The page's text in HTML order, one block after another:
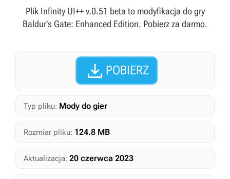
Plik Infinity UI++ v.0.51 beta to modyfikacja do gry
Baldur's Gate: Enhanced Edition. Pobierz za darmo.
 POBIERZ
Typ pliku: Mody do gier
Rozmiar pliku: 124.8 MB
Aktualizacja: 20 czerwca 2023